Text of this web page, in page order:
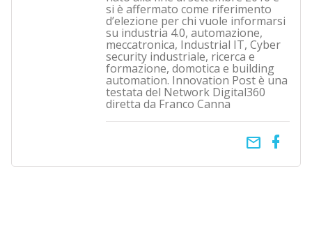
si è affermato come riferimento
d’elezione per chi vuole informarsi
su industria 4.0, automazione,
meccatronica, Industrial IT, Cyber
security industriale, ricerca e
formazione, domotica e building
automation. Innovation Post è una
testata del Network Digital360
diretta da Franco Canna
email